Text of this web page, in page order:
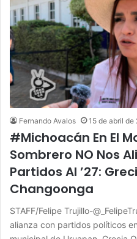
Fernando Avalos 15 de abril de
#Michoacán En El
Sombrero NO Nos
Partidos Al ’27:
Changoonga
STAFF/Felipe Trujillo-
alianza con partidos políticos